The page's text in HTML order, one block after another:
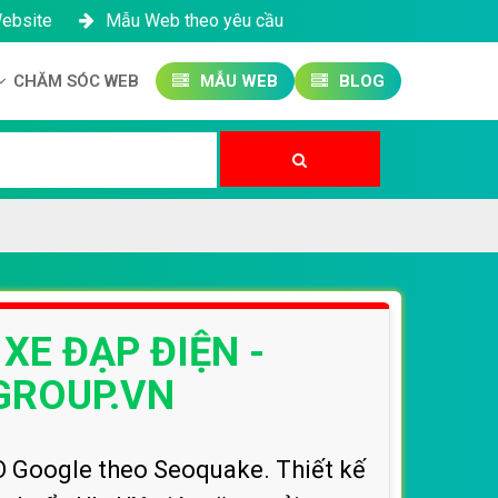
Mẫu Web theo yêu cầu
CHĂM SÓC WEB MẪU WEB BLOG
XE ĐẠP ĐIỆN -
Google theo Seoquake. Thiết kế